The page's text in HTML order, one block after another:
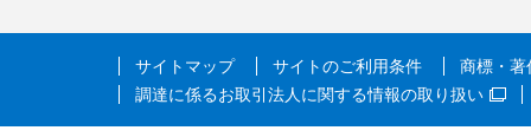
サイトマップ サイトのご利用条件
商標・著
調達に係るお取引法人に関する情報の取り扱い